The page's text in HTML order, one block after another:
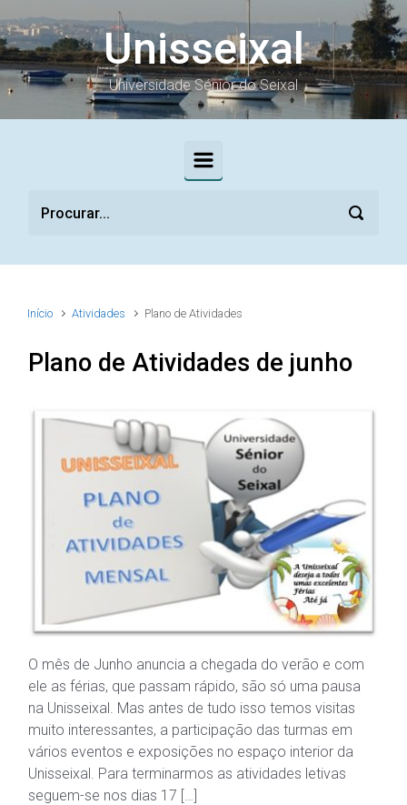
Skip to main content
Unisseixal
Universidade Sénior do Seixal
Início Atividades Plano de Atividades
Plano de Atividades de junho
O mês de Junho anuncia a chegada do verão e com
ele as férias, que passam rápido, são só uma pausa
na Unisseixal. Mas antes de tudo isso temos visitas
muito interessantes, a participação das turmas em
vários eventos e exposições no espaço interior da
Unisseixal. Para terminarmos as atividades letivas
seguem-se nos dias 17 […]